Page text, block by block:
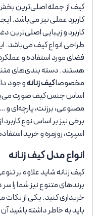
کیف از جمله اصلی‌ترین
کاربرد عملی نیز می‌باشد.
کاربرد و زیبایی اصلی‌ترین
طراحی انواع کیف می‌باشد.
فضای مورد استفاده و
هستند. دسته بندی‌های
مخصوصاکیف زنانهوجود
اساس جنس کیف صورت
مصنوعی، برزنت، پارچه‌ای
برخی نیز بر اساس نوع
اسپرت، روزمره و خرید
انواع مدل کیف زنانه
کیف زنانه شاید علاوه بر
برندهای متنوع نیز شما را
خریداری کنید. یکی از نکات
باید به خاطر داشته باشید